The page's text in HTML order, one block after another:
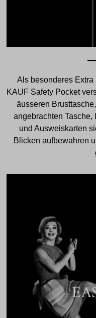
Als besonderes
KAUF Safety Pocket
äusseren
angebrachten
und Ausweiskarten
Blicken aufbewahren